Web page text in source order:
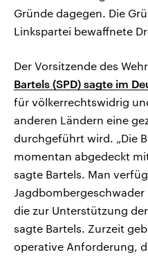
Gründe dagegen. Die
Linkspartei bewaffnete
Der Vorsitzende des
Bartels (SPD) sagte im
für völkerrechtswidrig
anderen Ländern eine
durchgeführt wird. „Die
momentan abgedeckt
sagte Bartels. Man
die zur Unterstützung
sagte Bartels. Zurzeit
operative Anforderung,